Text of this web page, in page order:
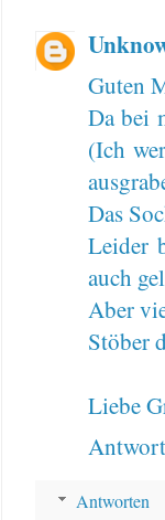
Guten
Da bei
(Ich
Das
Leider
auch
Aber
Stöber
Liebe
Antworten